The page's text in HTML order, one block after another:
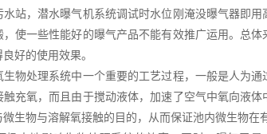
水站，潜水曝气机系统调试时水位刚淹没曝气器即
，使一些性能好的曝气产品不能有效推广运用。总
好的使用效果。
生物处理系统中一个重要的工艺过程，一般是人为
触充氧，而且由于搅动液体，加速了空气中氧向液
生物与溶解氧接触的目的，从而保证池内微生物在